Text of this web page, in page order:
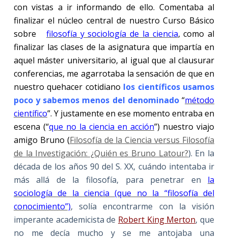
con vistas a ir informando de ello. Comentaba al
finalizar el núcleo central de nuestro Curso Básico
sobrefilosofía y sociología de la ciencia, como al
finalizar las clases de la asignatura que impartía en
aquel máster universitario, al igual que al clausurar
conferencias, me agarrotaba la sensación de que en
nuestro quehacer cotidiano los científicos usamos
poco y sabemos menos del denominado“método
científico”. Y justamente en ese momento entraba en
escena (“que no la ciencia en acción”) nuestro viajo
amigo Bruno (Filosofía de la Ciencia versus Filosofía
de la Investigación: ¿Quién es Bruno Latour?). En la
década de los años 90 del S. XX, cuándo intentaba ir
más allá de la filosofía, para penetrar en la
sociología de la ciencia (que no la “filosofía del
conocimiento”), solía encontrarme con la visión
imperante academicista de Robert King Merton, que
no me decía mucho y se me antojaba una